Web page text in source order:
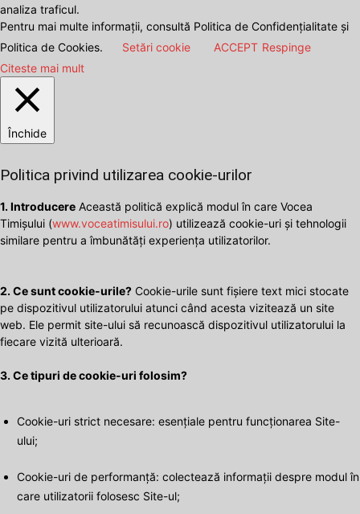
analiza traficul.
Pentru mai multe informații, consultă Politica de Confidențialitate și
Politica de Cookies.
Setări cookie ACCEPT Respinge
Citeste mai mult
Închide
Politica privind utilizarea cookie-urilor
1. Introducere Această politică explică modul în care Vocea
Timișului (www.voceatimisului.ro) utilizează cookie-uri și tehnologii
similare pentru a îmbunătăți experiența utilizatorilor.
2. Ce sunt cookie-urile? Cookie-urile sunt fișiere text mici stocate
pe dispozitivul utilizatorului atunci când acesta vizitează un site
web. Ele permit site-ului să recunoască dispozitivul utilizatorului la
fiecare vizită ulterioară.
3. Ce tipuri de cookie-uri folosim?
Cookie-uri strict necesare: esențiale pentru funcționarea Site-
ului;
Cookie-uri de performanță: colectează informații despre modul în
care utilizatorii folosesc Site-ul;